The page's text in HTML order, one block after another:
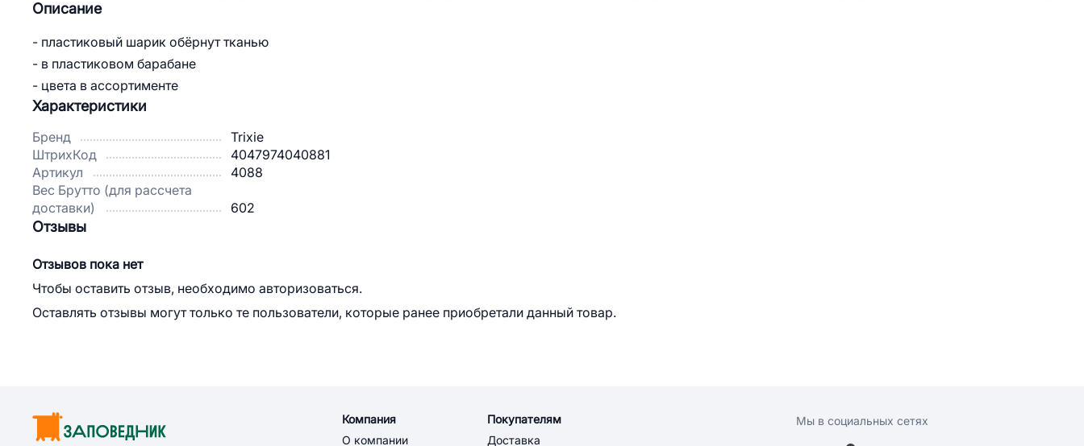
Описание
- пластиковый шарик обёрнут тканью
- в пластиковом барабане
- цвета в ассортименте
Характеристики
Бренд
Trixie
ШтрихКод
4047974040881
Артикул
4088
Вес Брутто (для рассчета
доставки)
602
Отзывы
Отзывов пока нет
Чтобы оставить отзыв, необходимо авторизоваться.
Оставлять отзывы могут только те пользователи, которые ранее приобретали данный товар.
Компания
О компании
Покупателям
Доставка
Мы в социальных сетях